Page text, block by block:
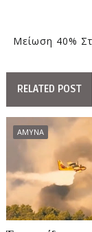
Μείωση 40%
RELATED POST
ΑΜΥΝΑ